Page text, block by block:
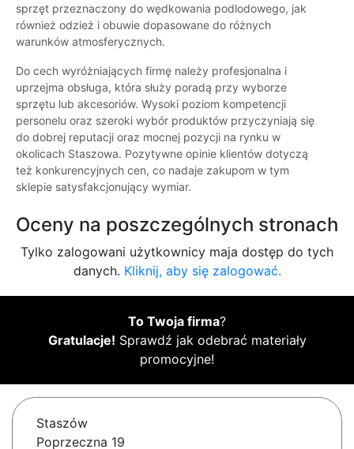
sprzęt przeznaczony do wędkowania podlodowego, jak
również odzież i obuwie dopasowane do różnych
warunków atmosferycznych.
Do cech wyróżniających firmę należy profesjonalna i
uprzejma obsługa, która służy poradą przy wyborze
sprzętu lub akcesoriów. Wysoki poziom kompetencji
personelu oraz szeroki wybór produktów przyczyniają się
do dobrej reputacji oraz mocnej pozycji na rynku w
okolicach Staszowa. Pozytywne opinie klientów dotyczą
też konkurencyjnych cen, co nadaje zakupom w tym
sklepie satysfakcjonujący wymiar.
Oceny na poszczególnych stronach
Tylko zalogowani użytkownicy maja dostęp do tych
danych. Kliknij, aby się zalogować.
To Twoja firma?
Gratulacje! Sprawdź jak odebrać materiały
promocyjne!
Staszów
Poprzeczna 19